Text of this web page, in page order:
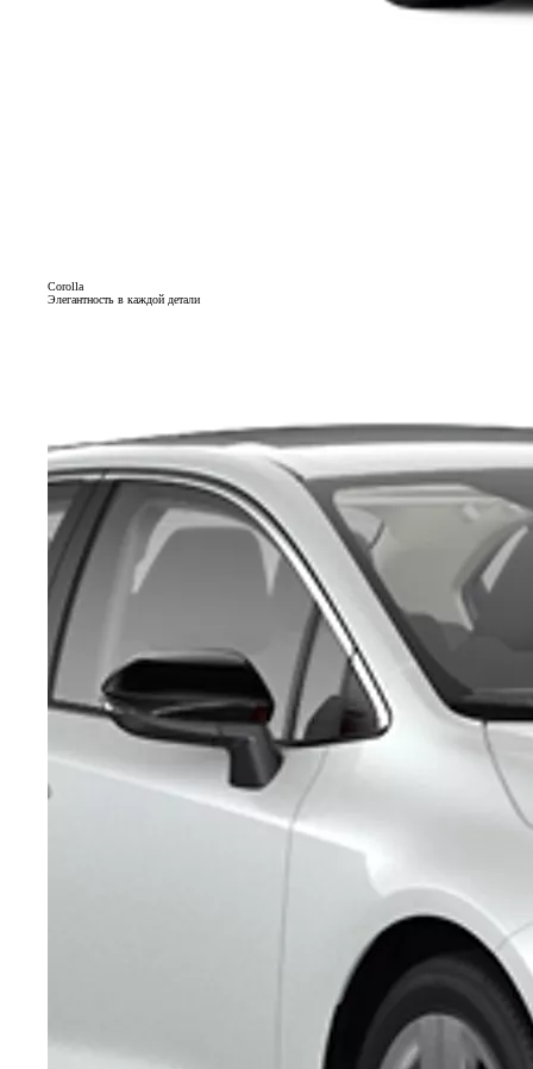
Corolla
Элегантность в каждой детали